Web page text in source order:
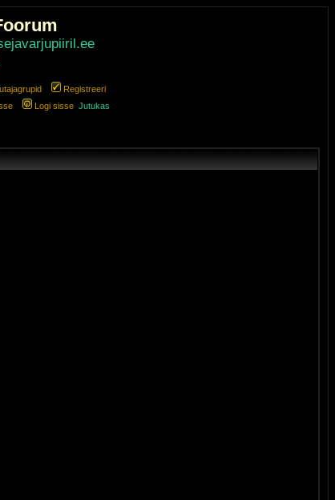
Registreeri
Logi sisse Jutukas